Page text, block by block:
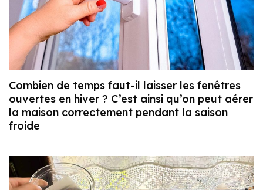
Combien de temps faut-il laisser les fenêtres
ouvertes en hiver ? C’est ainsi qu’on peut aérer
la maison correctement pendant la saison
froide